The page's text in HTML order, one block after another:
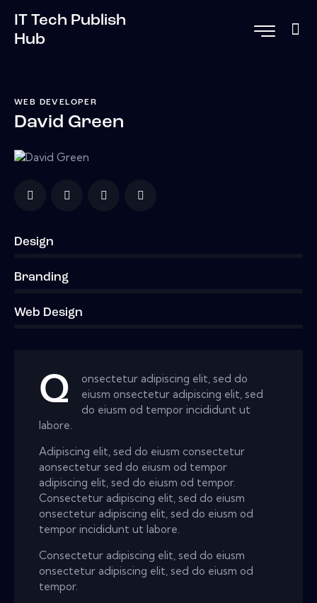
IT Tech Publish
Hub
WEB DEVELOPER
David Green
Design
Branding
Web Design
Q
onsectetur adipiscing elit, sed do
eiusm onsectetur adipiscing elit, sed
do eiusm od tempor incididunt ut
labore.
Adipiscing elit, sed do eiusm consectetur
aonsectetur sed do eiusm od tempor
adipiscing elit, sed do eiusm od tempor.
Consectetur adipiscing elit, sed do eiusm
onsectetur adipiscing elit, sed do eiusm od
tempor incididunt ut labore.
Consectetur adipiscing elit, sed do eiusm
onsectetur adipiscing elit, sed do eiusm od
tempor.